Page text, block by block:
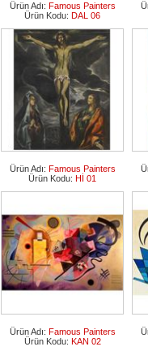
Ürün Adı: Famous Painters
Ürün Kodu: DAL 06
Ürün Adı: Famous Painters
Ürün Kodu: Hİ 01
Ürün Adı: Famous Painters
Ürün Kodu: KAN 02